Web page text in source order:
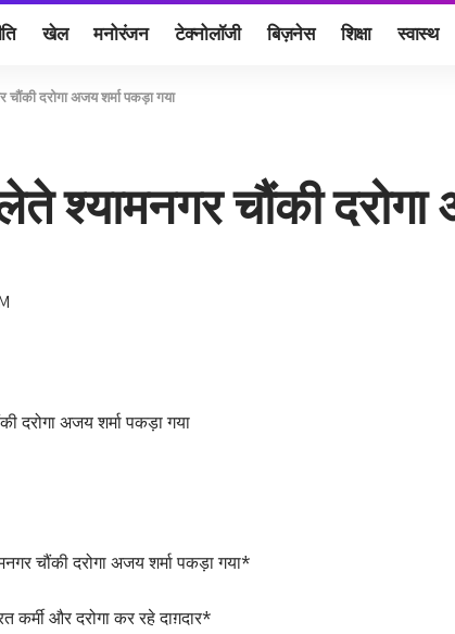
खेल मनोरंजन टेक्नोलॉजी बिज़नेस शिक्षा स्वास्थ
चौंकी दरोगा अजय शर्मा पकड़ा गया
श्यामनगर चौंकी
दरोगा अजय शर्मा पकड़ा गया
चौंकी दरोगा अजय शर्मा पकड़ा गया*
कर्मी और दरोगा कर रहे दाग़दार*